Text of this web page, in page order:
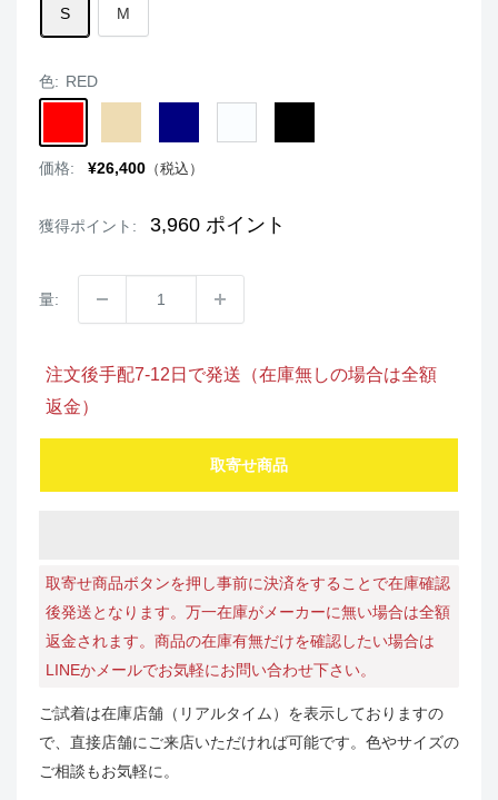
S M
色: RED
価格:
販
¥26,400 （税込）
獲得ポイント: 3,960 ポイント
量:
注文後手配7-12日で発送（在庫無しの場合は全額
返金）
取寄せ商品
取寄せ商品ボタンを押し事前に決済をすることで在庫確認
後発送となります。万一在庫がメーカーに無い場合は全額
返金されます。商品の在庫有無だけを確認したい場合は
LINEかメールでお気軽にお問い合わせ下さい。
ご試着は在庫店舗（リアルタイム）を表示しておりますの
で、直接店舗にご来店いただければ可能です。色やサイズの
ご相談もお気軽に。